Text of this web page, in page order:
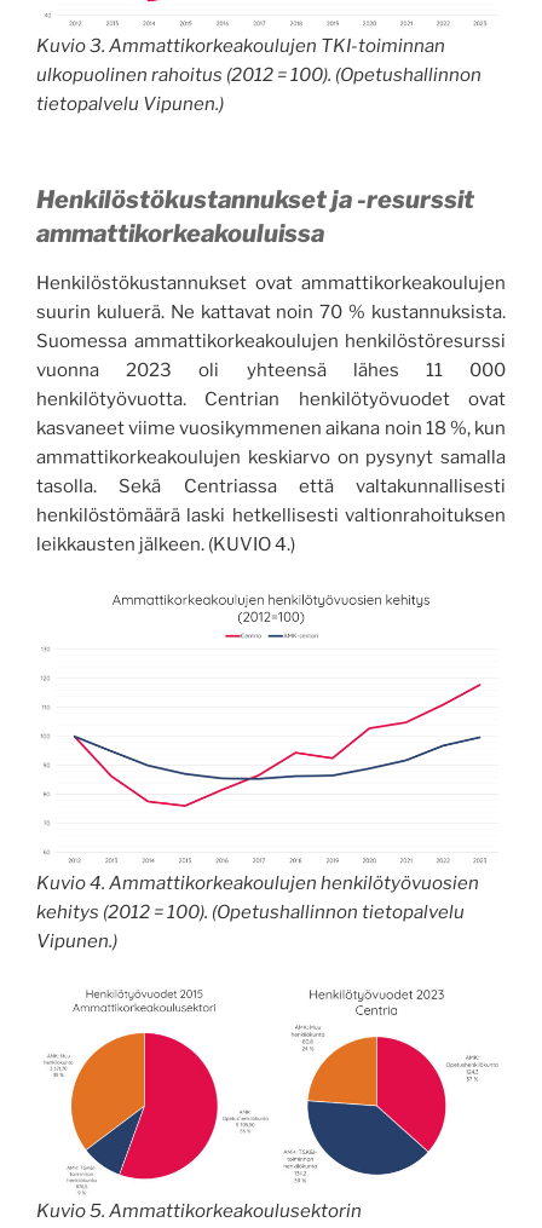
Kuvio 3. Ammattikorkeakoulujen TKI-toiminnan
ulkopuolinen rahoitus (2012 = 100). (Opetushallinnon
tietopalvelu Vipunen.)
Henkilöstökustannukset ja -resurssit
ammattikorkeakouluissa
Henkilöstökustannukset ovat ammattikorkeakoulujen
suurin kuluerä. Ne kattavat noin 70 % kustannuksista.
Suomessa ammattikorkeakoulujen henkilöstöresurssi
vuonna 2023 oli yhteensä lähes 11 000
henkilötyövuotta. Centrian henkilötyövuodet ovat
kasvaneet viime vuosikymmenen aikana noin 18 %, kun
ammattikorkeakoulujen keskiarvo on pysynyt samalla
tasolla. Sekä Centriassa että valtakunnallisesti
henkilöstömäärä laski hetkellisesti valtionrahoituksen
leikkausten jälkeen. (KUVIO 4.)
Kuvio 4. Ammattikorkeakoulujen henkilötyövuosien
kehitys (2012 = 100). (Opetushallinnon tietopalvelu
Vipunen.)
Kuvio 5. Ammattikorkeakoulusektorin